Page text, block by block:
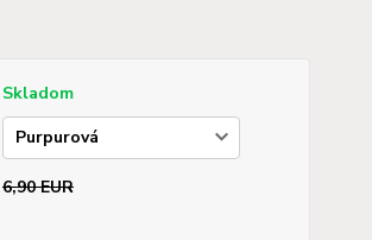
Skladom
6,90 EUR